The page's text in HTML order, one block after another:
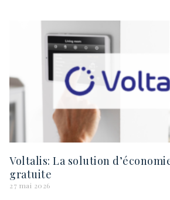
Voltalis: La solution
gratuite
27 mai 2026